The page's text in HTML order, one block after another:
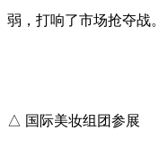
弱，打响了市场抢夺战。
△ 国际美妆组团参展